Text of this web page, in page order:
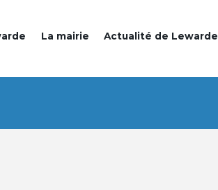
La mairie Actualité de Lewarde